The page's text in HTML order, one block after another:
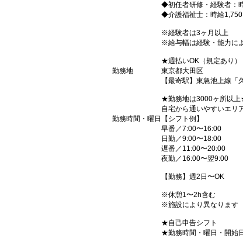
◆初任者研修・経験者：
◆介護福祉士：時給
※経験者は3ヶ月以上
※給与幅は経験・能力に
★週払いOK（規定あり）
勤務地
東京都大田区
【最寄駅】東急池上線「
★勤務地は3000ヶ所以
自宅から通いやすいエリ
勤務時間・曜日
【シフト例】
早番／7:00〜16:00
日勤／9:00〜18:00
遅番／11:00〜20:00
夜勤／16:00〜翌9:00
【勤務】週2日〜OK
※休憩1〜2h含む
※施設により異なります
★自己申告シフト
★勤務時間・曜日・開始